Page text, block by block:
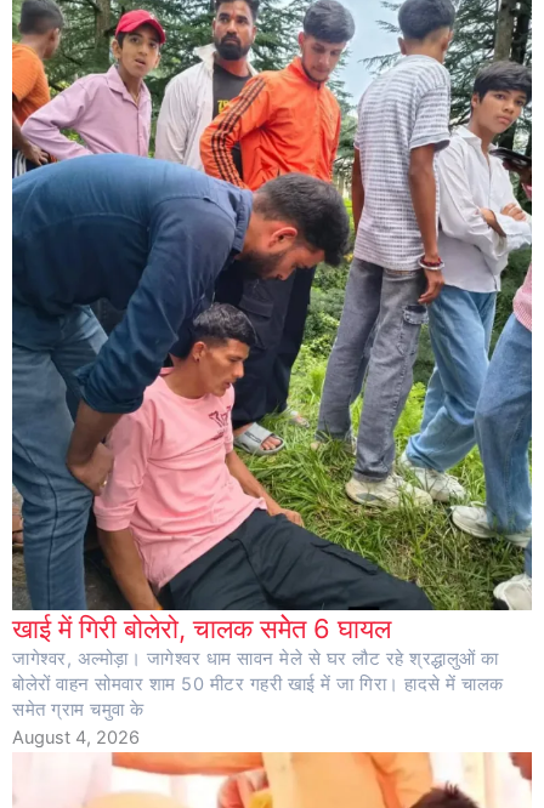
खाई में गिरी बोलेरो, चालक समेेत 6 घायल
जागेश्वर, अल्मोड़ा। जागेश्वर धाम सावन मेले से घर लौट रहे श्रद्धालुओं का
बोलेरों वाहन सोमवार शाम 50 मीटर गहरी खाई में जा गिरा। हादसे में चालक
समेत ग्राम चमुवा के
August 4, 2026